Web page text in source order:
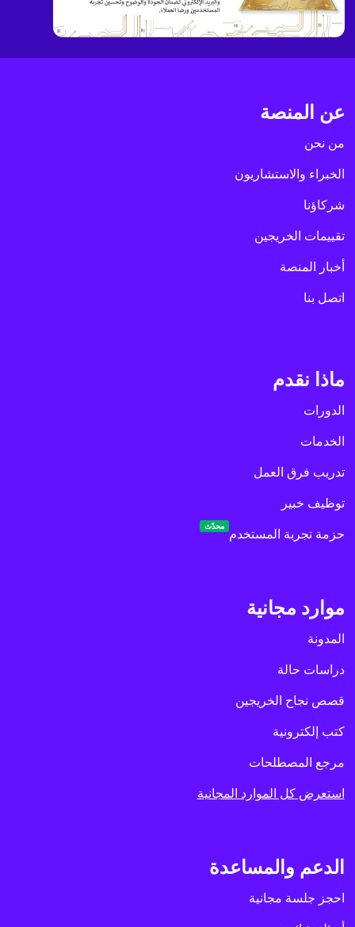
عن المنصة
من نحن
الخبراء والاستشاريون
شركاؤنا
تقييمات الخريجين
أخبار المنصة
اتصل بنا
ماذا نقدم
الدورات
الخدمات
تدريب فرق العمل
توظيف خبير
حزمة تجربة المستخدم
محدّث
موارد مجانية
المدونة
دراسات حالة
قصص نجاح الخريجين
كتب إلكترونية
مرجع المصطلحات
استعرض كل الموارد المجانية
الدعم والمساعدة
احجز جلسة مجانية